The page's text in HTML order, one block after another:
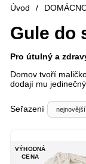
Úvod /
Gule do
Pro útulný a
Domov tvoří
dodají mu
Seřazení
VÝHODNÁ
CENA